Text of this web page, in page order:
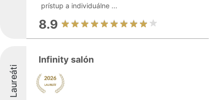
prístup a individuálne ...
8.9
Laureáti
Infinity salón